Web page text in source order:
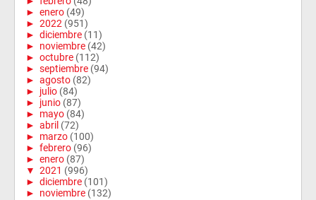
► enero (49)
► 2022 (951)
► diciembre (11)
► noviembre (42)
► octubre (112)
► septiembre (94)
► agosto (82)
► julio (84)
► junio (87)
► mayo (84)
► abril (72)
► marzo (100)
► febrero (96)
► enero (87)
▼ 2021 (996)
► diciembre (101)
► noviembre (132)